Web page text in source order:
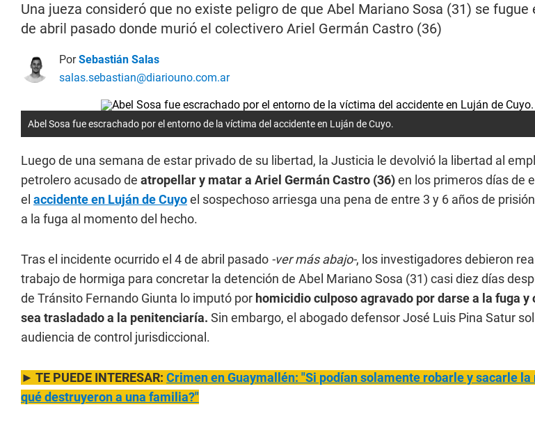
Una jueza consideró que no existe peligro de que Abel Mariano Sosa (31) se
de abril pasado donde murió el colectivero Ariel Germán Castro (36)
PorSebastián Salas
salas.sebastian@diariouno.com.ar
Abel Sosa fue escrachado por el entorno de la víctima del accidente en Luján de Cuyo.
Luego de una semana de estar privado de su libertad, la Justicia le devolvió la libertad al
petrolero acusado de atropellar y matar a Ariel Germán Castro (36)en los primeros días de
el accidente en Luján de Cuyoel sospechoso arriesga una pena de entre 3 y 6 años de
a la fuga al momento del hecho.
Tras el incidente ocurrido el 4 de abril pasado -ver más abajo-, los investigadores debieron
trabajo de hormiga para concretar la detención de Abel Mariano Sosa (31) casi diez días
de Tránsito Fernando Giunta lo imputó por homicidio culposo agravado por darse a la fuga y
sea trasladado a la penitenciaría. Sin embargo, el abogado defensor José Luis Pina Satur
audiencia de control jurisdiccional.
► TE PUEDE INTERESAR: Crimen en Guaymallén: "Si podían solamente robarle y sacarle la
qué destruyeron a una familia?"